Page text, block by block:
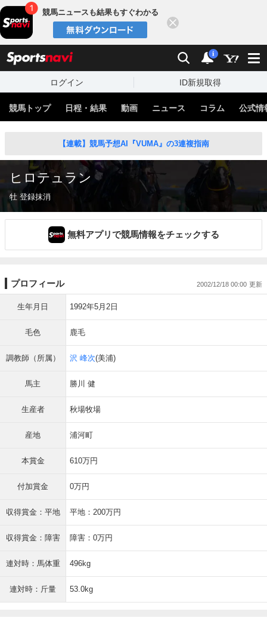
競馬ニュースも結果もすぐわかる
検索 通知
i
ログイン ID新規取得
競馬トップ 日程・結果 動画 ニュース コラム 公式情
【連載】競馬予想AI『VUMA』の3連複指南
ヒロテュラン
牡 登録抹消
無料アプリで競馬情報をチェックする
プロフィール 2002/12/18 00:00
生年月日 1992年5月2日
毛色 鹿毛
調教師（所属） 沢 峰次(美浦)
馬主 勝川 健
生産者 秋場牧場
産地 浦河町
本賞金 610万円
付加賞金 0万円
収得賞金：平地 平地：200万円
収得賞金：障害 障害：0万円
連対時：馬体重 496kg
連対時：斤量 53.0kg